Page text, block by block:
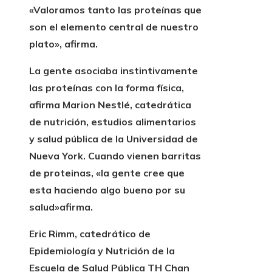
«Valoramos tanto las proteínas que
son el elemento central de nuestro
plato», afirma.
La gente asociaba instintivamente
las proteínas con la forma física,
afirma Marion Nestlé, catedrática
de nutrición, estudios alimentarios
y salud pública de la Universidad de
Nueva York. Cuando vienen barritas
de proteinas, «la gente cree que
esta haciendo algo bueno por su
salud»afirma.
Eric Rimm, catedrático de
Epidemiología y Nutrición de la
Escuela de Salud Pública TH Chan